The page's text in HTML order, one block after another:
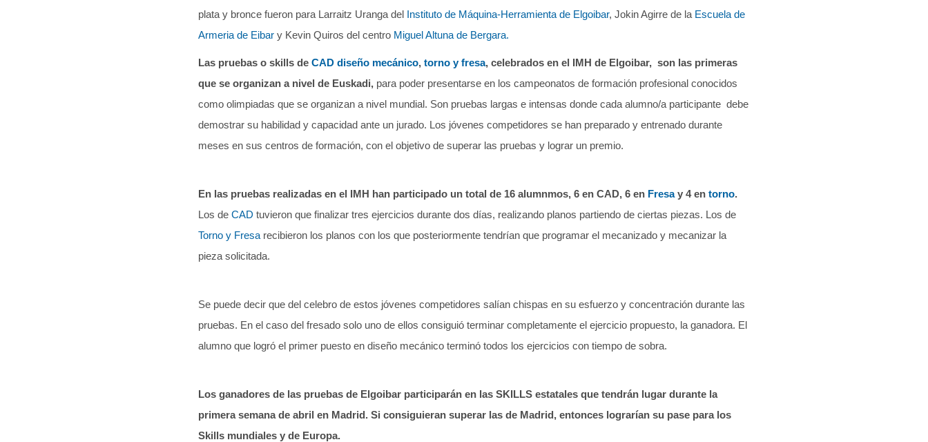
plata y bronce fueron para Larraitz Uranga del Instituto de Máquina-Herramienta de Elgoibar, Jokin Agirre de la Escuela de
Armeria de Eibar y Kevin Quiros del centro Miguel Altuna de Bergara.
Las pruebas o skills de CAD diseño mecánico, torno y fresa, celebrados en el IMH de Elgoibar, son las primeras
que se organizan a nivel de Euskadi, para poder presentarse en los campeonatos de formación profesional conocidos
como olimpiadas que se organizan a nivel mundial. Son pruebas largas e intensas donde cada alumno/a participante debe
demostrar su habilidad y capacidad ante un jurado. Los jóvenes competidores se han preparado y entrenado durante
meses en sus centros de formación, con el objetivo de superar las pruebas y lograr un premio.
En las pruebas realizadas en el IMH han participado un total de 16 alumnmos, 6 en CAD, 6 en Fresay 4 en torno.
Los de CAD tuvieron que finalizar tres ejercicios durante dos días, realizando planos partiendo de ciertas piezas. Los de
Torno y Fresa recibieron los planos con los que posteriormente tendrían que programar el mecanizado y mecanizar la
pieza solicitada.
Se puede decir que del celebro de estos jóvenes competidores salían chispas en su esfuerzo y concentración durante las
pruebas. En el caso del fresado solo uno de ellos consiguió terminar completamente el ejercicio propuesto, la ganadora. El
alumno que logró el primer puesto en diseño mecánico terminó todos los ejercicios con tiempo de sobra.
Los ganadores de las pruebas de Elgoibar participarán en las SKILLS estatales que tendrán lugar durante la
primera semana de abril en Madrid. Si consiguieran superar las de Madrid, entonces lograrían su pase para los
Skills mundiales y de Europa.